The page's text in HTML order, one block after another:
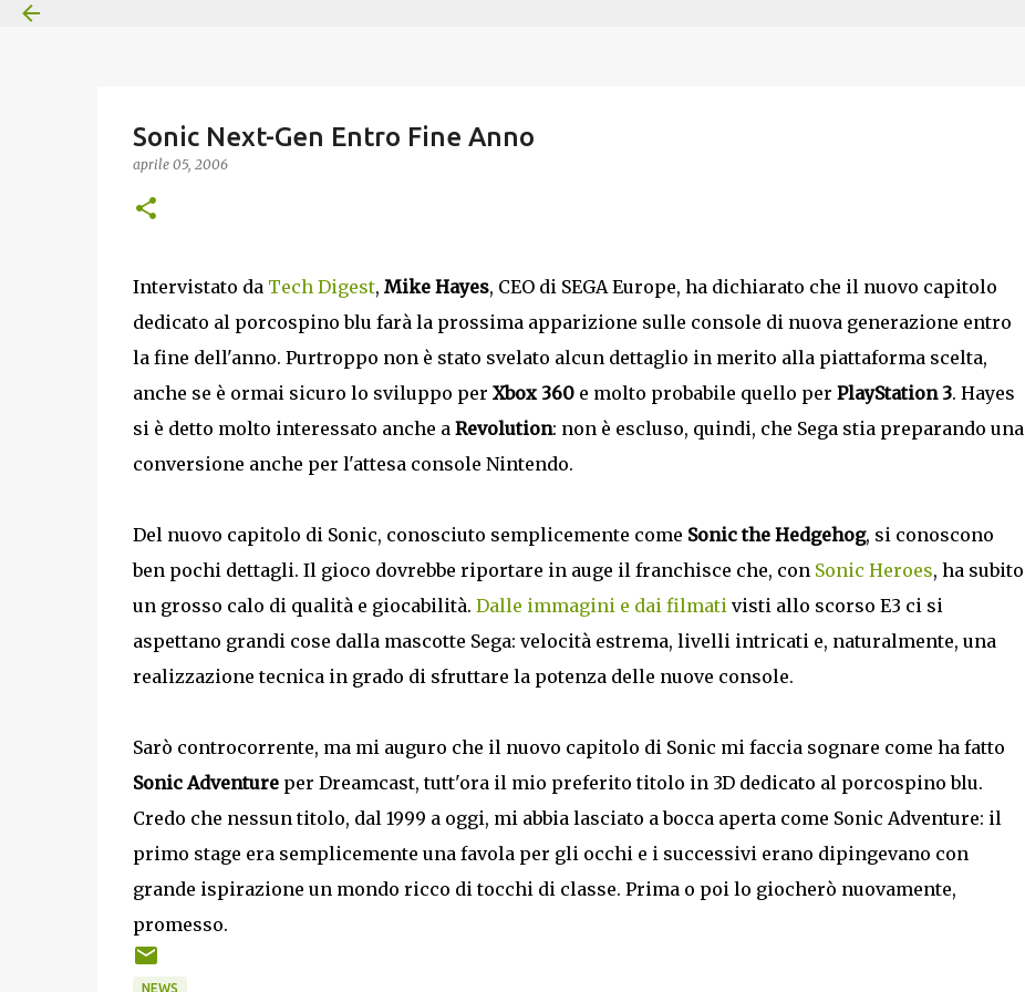
Sonic Next-Gen Entro Fine Anno
aprile 05, 2006
Intervistato da Tech Digest, Mike Hayes, CEO di SEGA Europe, ha dichiarato che il nuovo capitolo
dedicato al porcospino blu farà la prossima apparizione sulle console di nuova generazione entro
la fine dell'anno. Purtroppo non è stato svelato alcun dettaglio in merito alla piattaforma scelta,
anche se è ormai sicuro lo sviluppo per Xbox 360e molto probabile quello per PlayStation 3. Hayes
si è detto molto interessato anche a Revolution: non è escluso, quindi, che Sega stia preparando una
conversione anche per l'attesa console Nintendo.
Del nuovo capitolo di Sonic, conosciuto semplicemente come Sonic the Hedgehog, si conoscono
ben pochi dettagli. Il gioco dovrebbe riportare in auge il franchisce che, con Sonic Heroes, ha subito
un grosso calo di qualità e giocabilità. Dalle immaginie dai filmativisti allo scorso E3 ci si
aspettano grandi cose dalla mascotte Sega: velocità estrema, livelli intricati e, naturalmente, una
realizzazione tecnica in grado di sfruttare la potenza delle nuove console.
Sarò controcorrente, ma mi auguro che il nuovo capitolo di Sonic mi faccia sognare come ha fatto
Sonic Adventureper Dreamcast, tutt'ora il mio preferito titolo in 3D dedicato al porcospino blu.
Credo che nessun titolo, dal 1999 a oggi, mi abbia lasciato a bocca aperta come Sonic Adventure: il
primo stage era semplicemente una favola per gli occhi e i successivi erano dipingevano con
grande ispirazione un mondo ricco di tocchi di classe. Prima o poi lo giocherò nuovamente,
promesso.
NEWS